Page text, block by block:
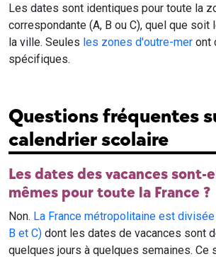
Les dates sont identiques pour toute la
correspondante (A, B ou C), quel que soit
la ville. Seules les zones d'outre-mer ont
spécifiques.
Questions fréquentes
calendrier scolaire
Les dates des vacances sont-
mêmes pour toute la France ?
Non. La France métropolitaine est
B et C) dont les dates de vacances sont
quelques jours à quelques semaines. Ce